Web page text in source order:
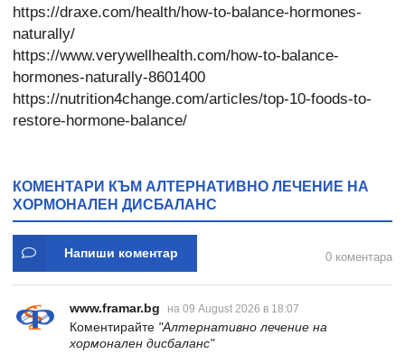
https://draxe.com/health/how-to-balance-hormones-
naturally/
https://www.verywellhealth.com/how-to-balance-
hormones-naturally-8601400
https://nutrition4change.com/articles/top-10-foods-to-
restore-hormone-balance/
КОМЕНТАРИ КЪМ АЛТЕРНАТИВНО ЛЕЧЕНИЕ НА
ХОРМОНАЛЕН ДИСБАЛАНС
Напиши коментар 0 коментара
www.framar.bg на 09 August 2026 в 18:07
Коментирайте "Алтернативно лечение на
хормонален дисбаланс"